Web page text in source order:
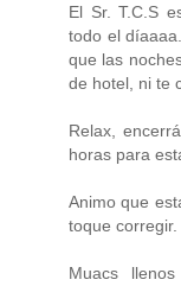
El Sr. T.C.S
todo el
que las
de hotel, ni te
Relax,
horas para
Animo que
toque corregir.
Muacs